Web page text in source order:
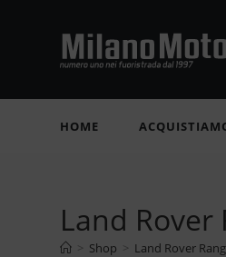
HOME
Land Rover
> Shop > Land Rover